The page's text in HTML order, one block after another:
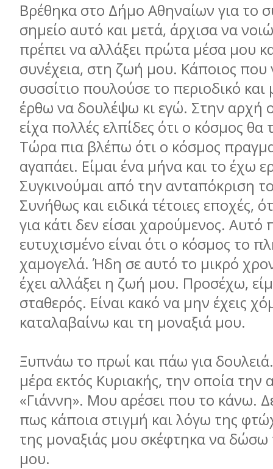
Βρέθηκα στο Δήμο Αθηναίων για το
σημείο αυτό και μετά, άρχισα να
πρέπει να αλλάξει πρώτα μέσα μου
συνέχεια, στη ζωή μου. Κάποιος που
συσσίτιο πουλούσε το περιοδικό
έρθω να δουλέψω κι εγώ. Στην αρχή
είχα πολλές ελπίδες ότι ο κόσμος θα
Τώρα πια βλέπω ότι ο κόσμος
αγαπάει. Είμαι ένα μήνα και το έχω
Συγκινούμαι από την ανταπόκριση
Συνήθως και ειδικά τέτοιες εποχές,
για κάτι δεν είσαι χαρούμενος. Αυτό
ευτυχισμένο είναι ότι ο κόσμος το
χαμογελά. Ήδη σε αυτό το μικρό
έχει αλλάξει η ζωή μου. Προσέχω,
σταθερός. Είναι κακό να μην έχεις
καταλαβαίνω και τη μοναξιά μου.
Ξυπνάω το πρωί και πάω για
μέρα εκτός Κυριακής, την οποία την
«Γιάννη». Μου αρέσει που το κάνω.
πως κάποια στιγμή και λόγω της
της μοναξιάς μου σκέφτηκα να
μου.